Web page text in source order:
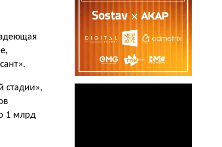
стадии»,
1 млрд